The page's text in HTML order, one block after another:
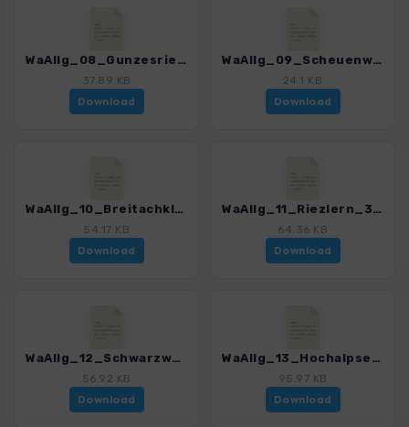
WaAllg_08_Gunzesrieder Tal_3143_1.gpx
37.89 KB
Download
WaAllg_09_Scheuenwasserfall_3143_1.gpx
24.1 KB
Download
WaAllg_10_Breitachklamm_3143_1.gpx
54.17 KB
Download
WaAllg_11_Riezlern_3143_1.gpx
64.36 KB
Download
WaAllg_12_Schwarzwassertal_3143_1.gpx
56.92 KB
Download
WaAllg_13_Hochalpsee_3143_1.gpx
95.97 KB
Download